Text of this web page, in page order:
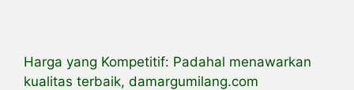
Harga yang Kompetitif: Padahal menawarkan
kualitas terbaik, damargumilang.com